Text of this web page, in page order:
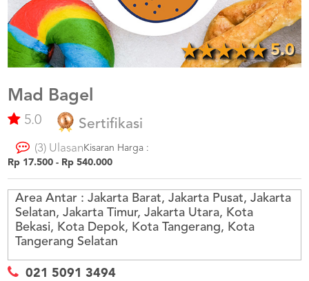
CATERERS
BLOG
TERMS
CONDITIONS
CALL
5091
3494
5.0
Mad Bagel
5.0 Sertifikasi
(3) Ulasan Kisaran Harga :
Rp 17.500 - Rp 540.000
Area Antar : Jakarta Barat, Jakarta Pusat, Jakarta
Selatan, Jakarta Timur, Jakarta Utara, Kota
Bekasi, Kota Depok, Kota Tangerang, Kota
Tangerang Selatan
021 5091 3494